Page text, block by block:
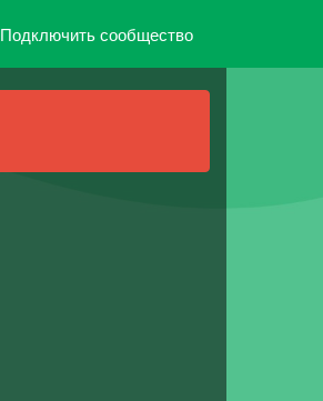
Подключить сообщество